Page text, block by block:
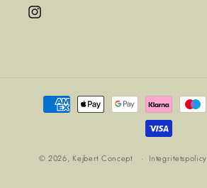
Instagram
Betalningsmetoder
© 2026, Kejbert Concept Integritetspolicy